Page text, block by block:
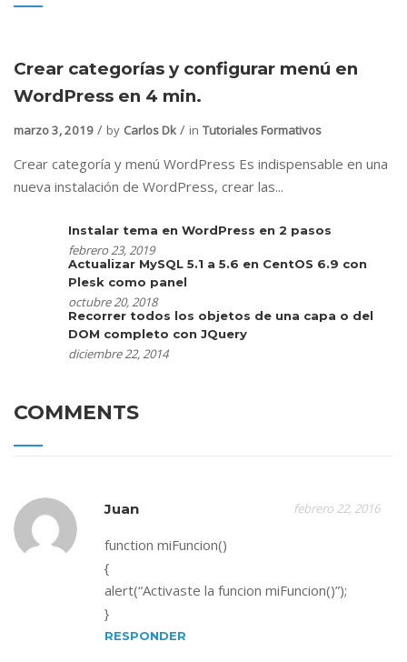
Crear categorías y configurar menú en
WordPress en 4 min.
marzo 3, 2019 by Carlos Dk in Tutoriales Formativos
Crear categoría y menú WordPress Es indispensable en una
nueva instalación de WordPress, crear las...
Instalar tema en WordPress en 2 pasos
febrero 23, 2019
Actualizar MySQL 5.1 a 5.6 en CentOS 6.9 con
Plesk como panel
octubre 20, 2018
Recorrer todos los objetos de una capa o del
DOM completo con JQuery
diciembre 22, 2014
COMMENTS
Juan febrero 22, 2016
function miFuncion()
{
alert(“Activaste la funcion miFuncion()”);
}
RESPONDER